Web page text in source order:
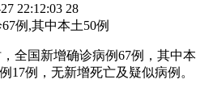
22:12:03 28
例,其中本土50例
全国新增确诊病例67例，其中本
17例，无新增死亡及疑似病例。